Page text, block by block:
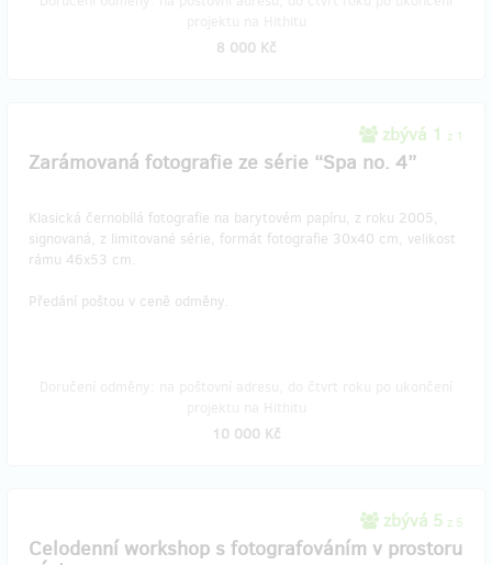
8 000 Kč
zbývá 1 z 1
Zarámovaná fotografie ze série “Spa no. 4”
Klasická černobílá fotografie na barytovém papíru, z roku 2005,
signovaná, z limitované série, formát fotografie 30x40 cm, velikost
rámu 46x53 cm.
Předání poštou v ceně odměny.
10 000 Kč
zbývá 5 z 5
Celodenní workshop s fotografováním v prostoru